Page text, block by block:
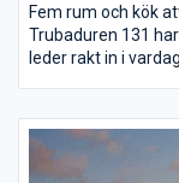
Fem rum och kök
Trubaduren 131
leder rakt in i
olika syften och
Huset har även
Allrummet binder